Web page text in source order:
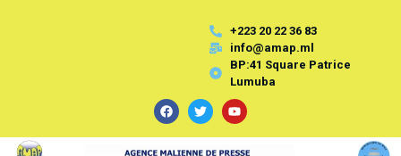
+223 20 22 36 83
info@amap.ml
BP:41 Square Patrice
Lumuba